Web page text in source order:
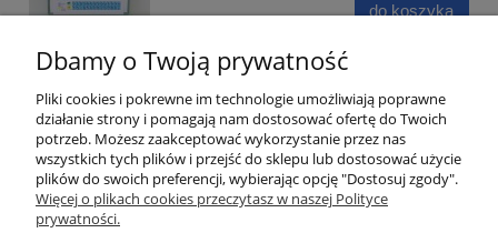
do koszyka
Informacje
Dbamy o Twoją prywatność
Pliki cookies i pokrewne im technologie umożliwiają poprawne
działanie strony i pomagają nam dostosować ofertę do Twoich
potrzeb. Możesz zaakceptować wykorzystanie przez nas
wszystkich tych plików i przejść do sklepu lub dostosować użycie
plików do swoich preferencji, wybierając opcję "Dostosuj zgody".
Więcej o plikach cookies przeczytasz w naszej Polityce
prywatności.